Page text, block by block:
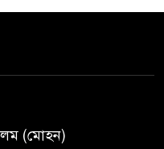
(মোহন)